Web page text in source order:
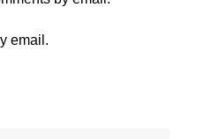
email.